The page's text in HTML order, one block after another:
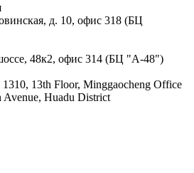
д. 10, офис 318 (БЦ
48к2, офис 314 (БЦ "А-48")
13th Floor, Minggaocheng Office
Huadu District